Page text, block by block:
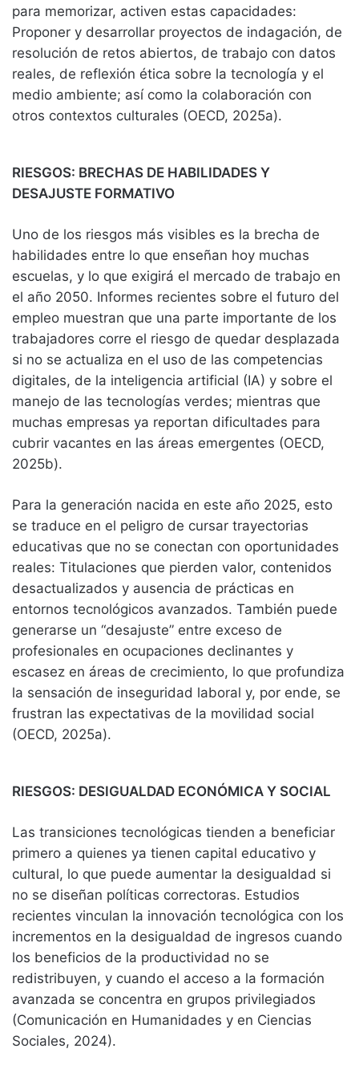
para memorizar, activen estas capacidades:
Proponer y desarrollar proyectos de indagación, de
resolución de retos abiertos, de trabajo con datos
reales, de reflexión ética sobre la tecnología y el
medio ambiente; así como la colaboración con
otros contextos culturales (OECD, 2025a).
RIESGOS: BRECHAS DE HABILIDADES Y
DESAJUSTE FORMATIVO
Uno de los riesgos más visibles es la brecha de
habilidades entre lo que enseñan hoy muchas
escuelas, y lo que exigirá el mercado de trabajo en
el año 2050. Informes recientes sobre el futuro del
empleo muestran que una parte importante de los
trabajadores corre el riesgo de quedar desplazada
si no se actualiza en el uso de las competencias
digitales, de la inteligencia artificial (IA) y sobre el
manejo de las tecnologías verdes; mientras que
muchas empresas ya reportan dificultades para
cubrir vacantes en las áreas emergentes (OECD,
2025b).
Para la generación nacida en este año 2025, esto
se traduce en el peligro de cursar trayectorias
educativas que no se conectan con oportunidades
reales: Titulaciones que pierden valor, contenidos
desactualizados y ausencia de prácticas en
entornos tecnológicos avanzados. También puede
generarse un “desajuste” entre exceso de
profesionales en ocupaciones declinantes y
escasez en áreas de crecimiento, lo que profundiza
la sensación de inseguridad laboral y, por ende, se
frustran las expectativas de la movilidad social
(OECD, 2025a).
RIESGOS: DESIGUALDAD ECONÓMICA Y SOCIAL
Las transiciones tecnológicas tienden a beneficiar
primero a quienes ya tienen capital educativo y
cultural, lo que puede aumentar la desigualdad si
no se diseñan políticas correctoras. Estudios
recientes vinculan la innovación tecnológica con los
incrementos en la desigualdad de ingresos cuando
los beneficios de la productividad no se
redistribuyen, y cuando el acceso a la formación
avanzada se concentra en grupos privilegiados
(Comunicación en Humanidades y en Ciencias
Sociales, 2024).